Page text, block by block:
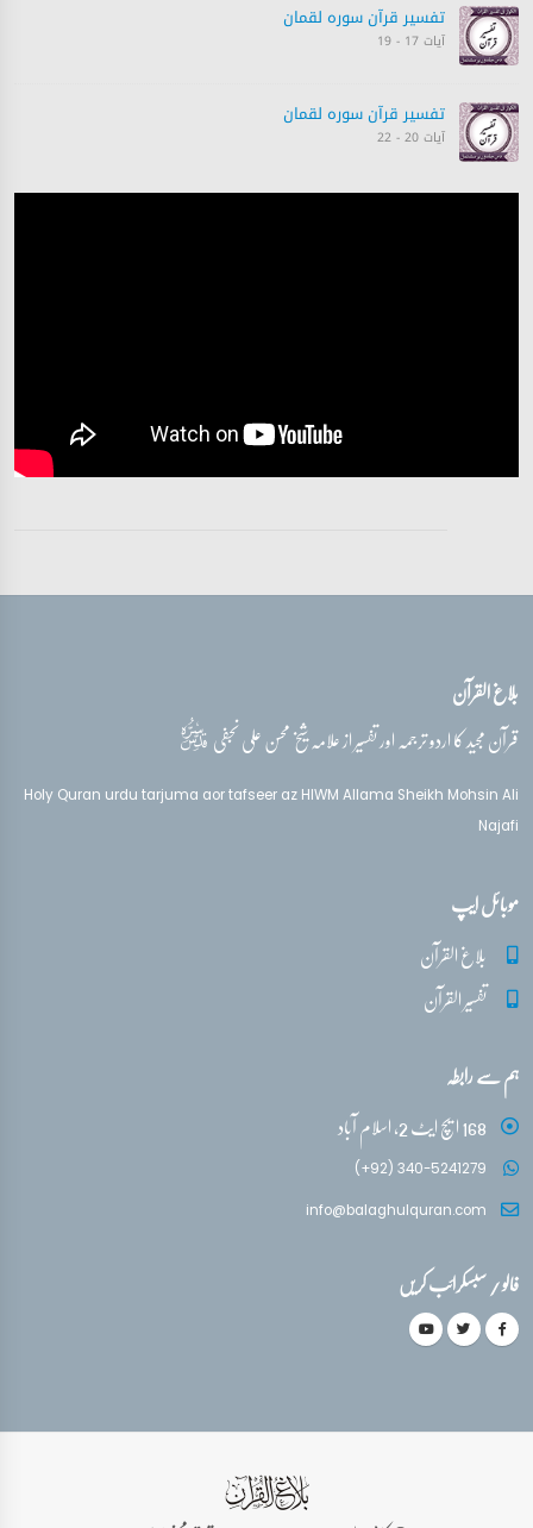
تفسیر قرآن سورہ ‎لقمان‎
آیات 17 - 19
تفسیر قرآن سورہ ‎لقمان‎
آیات 20 - 22
بلاغ القرآن
قرآن مجید کا اردو ترجمہ اور تفسیر از علامہ شیخ محسن علی نجفیقدس‌سره
Holy Quran urdu tarjuma aor tafseer az HIWM Allama Sheikh Mohsin Ali
Najafi
موبائل ایپ
بلاغ القرآن
تفسیر القرآن
ہم سے رابطہ
168 ایچ ایٹ 2، اسلام آباد
(+92) 340-5241279
info@balaghulquran.com
فالو / سبسکرائب کریں